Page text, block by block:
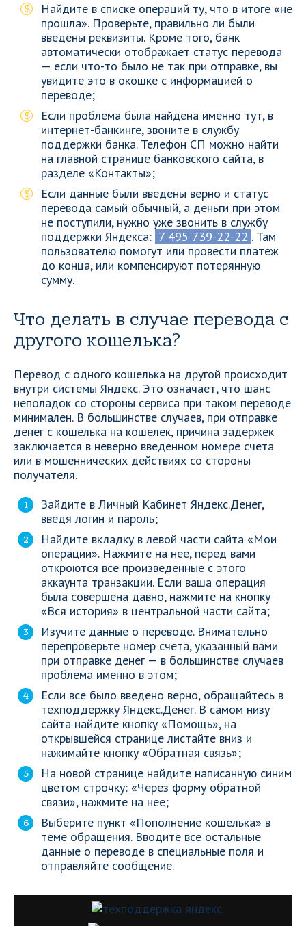
Найдите в списке операций ту, что в итоге «не
прошла». Проверьте, правильно ли были
введены реквизиты. Кроме того, банк
автоматически отображает статус перевода
— если что-то было не так при отправке, вы
увидите это в окошке с информацией о
переводе;
Если проблема была найдена именно тут, в
интернет-банкинге, звоните в службу
поддержки банка. Телефон СП можно найти
на главной странице банковского сайта, в
разделе «Контакты»;
Если данные были введены верно и статус
перевода самый обычный, а деньги при этом
не поступили, нужно уже звонить в службу
поддержки Яндекса: 7 495 739-22-22 . Там
пользователю помогут или провести платеж
до конца, или компенсируют потерянную
сумму.
Что делать в случае перевода с
другого кошелька?
Перевод с одного кошелька на другой происходит
внутри системы Яндекс. Это означает, что шанс
неполадок со стороны сервиса при таком переводе
минимален. В большинстве случаев, при отправке
денег с кошелька на кошелек, причина задержек
заключается в неверно введенном номере счета
или в мошеннических действиях со стороны
получателя.
Зайдите в Личный Кабинет Яндекс.Денег,
введя логин и пароль;
Найдите вкладку в левой части сайта «Мои
операции». Нажмите на нее, перед вами
откроются все произведенные с этого
аккаунта транзакции. Если ваша операция
была совершена давно, нажмите на кнопку
«Вся история» в центральной части сайта;
Изучите данные о переводе. Внимательно
перепроверьте номер счета, указанный вами
при отправке денег — в большинстве случаев
проблема именно в этом;
Если все было введено верно, обращайтесь в
техподдержку Яндекс.Денег. В самом низу
сайта найдите кнопку «Помощь», на
открывшейся странице листайте вниз и
нажимайте кнопку «Обратная связь»;
На новой странице найдите написанную синим
цветом строчку: «Через форму обратной
связи», нажмите на нее;
Выберите пункт «Пополнение кошелька» в
теме обращения. Вводите все остальные
данные о переводе в специальные поля и
отправляйте сообщение.